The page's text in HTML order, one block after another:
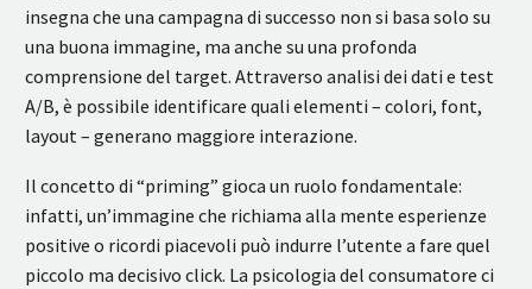
insegna che una campagna di successo non si basa solo su
una buona immagine, ma anche su una profonda
comprensione del target. Attraverso analisi dei dati e test
A/B, è possibile identificare quali elementi – colori, font,
layout – generano maggiore interazione.
Il concetto di “priming” gioca un ruolo fondamentale:
infatti, un’immagine che richiama alla mente esperienze
positive o ricordi piacevoli può indurre l’utente a fare quel
piccolo ma decisivo click. La psicologia del consumatore ci